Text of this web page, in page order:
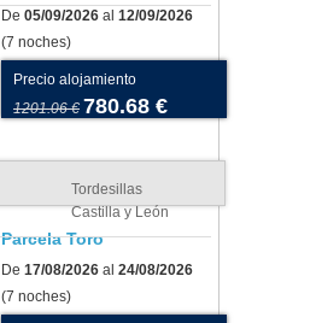
De 05/09/2026 al 12/09/2026
(7 noches)
Precio alojamiento
1201.06 € 780.68 €
Tordesillas
Castilla y León
Parcela Toro
De 17/08/2026 al 24/08/2026
(7 noches)